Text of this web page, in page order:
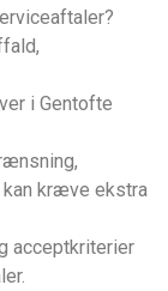
i Gentofte
kræve ekstra
acceptkriterier